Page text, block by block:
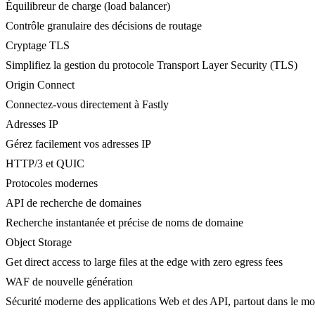
Équilibreur de charge (load balancer)
Contrôle granulaire des décisions de routage
Cryptage TLS
Simplifiez la gestion du protocole Transport Layer Security (TLS)
Origin Connect
Connectez-vous directement à Fastly
Adresses IP
Gérez facilement vos adresses IP
HTTP/3 et QUIC
Protocoles modernes
API de recherche de domaines
Recherche instantanée et précise de noms de domaine
Object Storage
Get direct access to large files at the edge with zero egress fees
WAF de nouvelle génération
Sécurité moderne des applications Web et des API, partout dans le